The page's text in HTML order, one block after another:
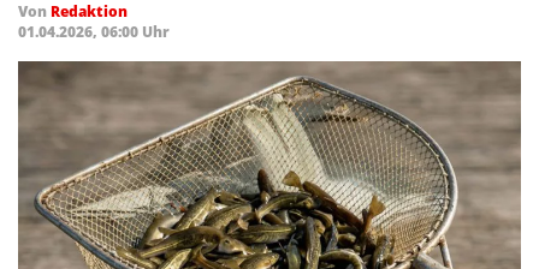
Von Redaktion
01.04.2026, 06:00 Uhr